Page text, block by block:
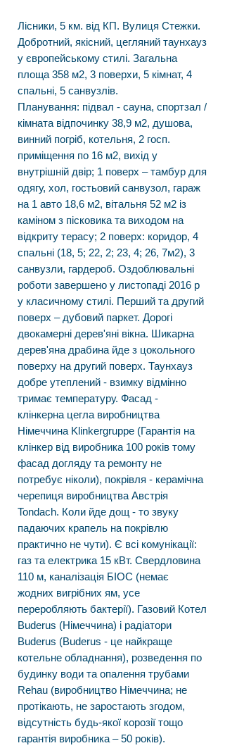
Лісники, 5 км. від КП. Вулиця Стежки.
Добротний, якісний, цегляний таунхауз
у європейському стилі. Загальна
площа 358 м2, 3 поверхи, 5 кімнат, 4
спальні, 5 санвузлів.
Планування: підвал - сауна, спортзал /
кімната відпочинку 38,9 м2, душова,
винний погріб, котельня, 2 госп.
приміщення по 16 м2, вихід у
внутрішній двір; 1 поверх – тамбур для
одягу, хол, гостьовий санвузол, гараж
на 1 авто 18,6 м2, вітальня 52 м2 із
каміном з пісковика та виходом на
відкриту терасу; 2 поверх: коридор, 4
спальні (18, 5; 22, 2; 23, 4; 26, 7м2), 3
санвузли, гардероб. Оздоблювальні
роботи завершено у листопаді 2016 р
у класичному стилі. Перший та другий
поверх – дубовий паркет. Дорогі
двокамерні дерев'яні вікна. Шикарна
дерев'яна драбина йде з цокольного
поверху на другий поверх. Таунхауз
добре утеплений - взимку відмінно
тримає температуру. Фасад -
клінкерна цегла виробництва
Німеччина Klinkergruppe (Гарантія на
клінкер від виробника 100 років тому
фасад догляду та ремонту не
потребує ніколи), покрівля - керамічна
черепиця виробництва Австрія
Tondach. Коли йде дощ - то звуку
падаючих крапель на покрівлю
практично не чути). Є всі комунікації:
газ та електрика 15 кВт. Свердловина
110 м, каналізація БІОС (немає
жодних вигрібних ям, усе
переробляють бактерії). Газовий Котел
Buderus (Німеччина) і радіатори
Buderus (Buderus - це найкраще
котельне обладнання), розведення по
будинку води та опалення трубами
Rehau (виробництво Німеччина; не
протікають, не заростають згодом,
відсутність будь-якої корозії тощо
гарантія виробника – 50 років).